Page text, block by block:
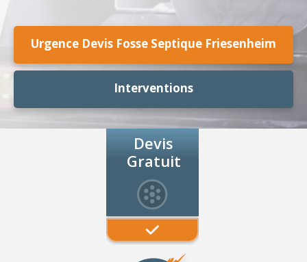
Urgence Devis Fosse Septique Friesenheim
Interventions
Devis
Gratuit